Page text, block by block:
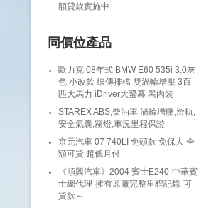
額貸款實施中
同價位產品
歐力克 08年式 BMW E60 535i 3.0灰
色 小改款 線傳排檔 雙渦輪增壓 3百
匹大馬力 iDriver大螢幕 黑內裝
STAREX ABS,柴油車,渦輪增壓,滑軌,
安全氣囊,霧燈,車況里程保證
京元汽車 07 740LI 免頭款 免保人 全
額可貸 超低月付
《順興汽車》2004 賓士E240-中華賓
士總代理-擁有原廠完整里程記錄-可
貸款～